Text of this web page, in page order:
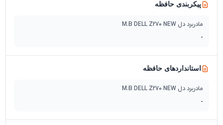
پیکربندی حافظه
مادربرد دل M.B DELL Z270 NEW
-
استانداردهای حافظه
مادربرد دل M.B DELL Z270 NEW
-